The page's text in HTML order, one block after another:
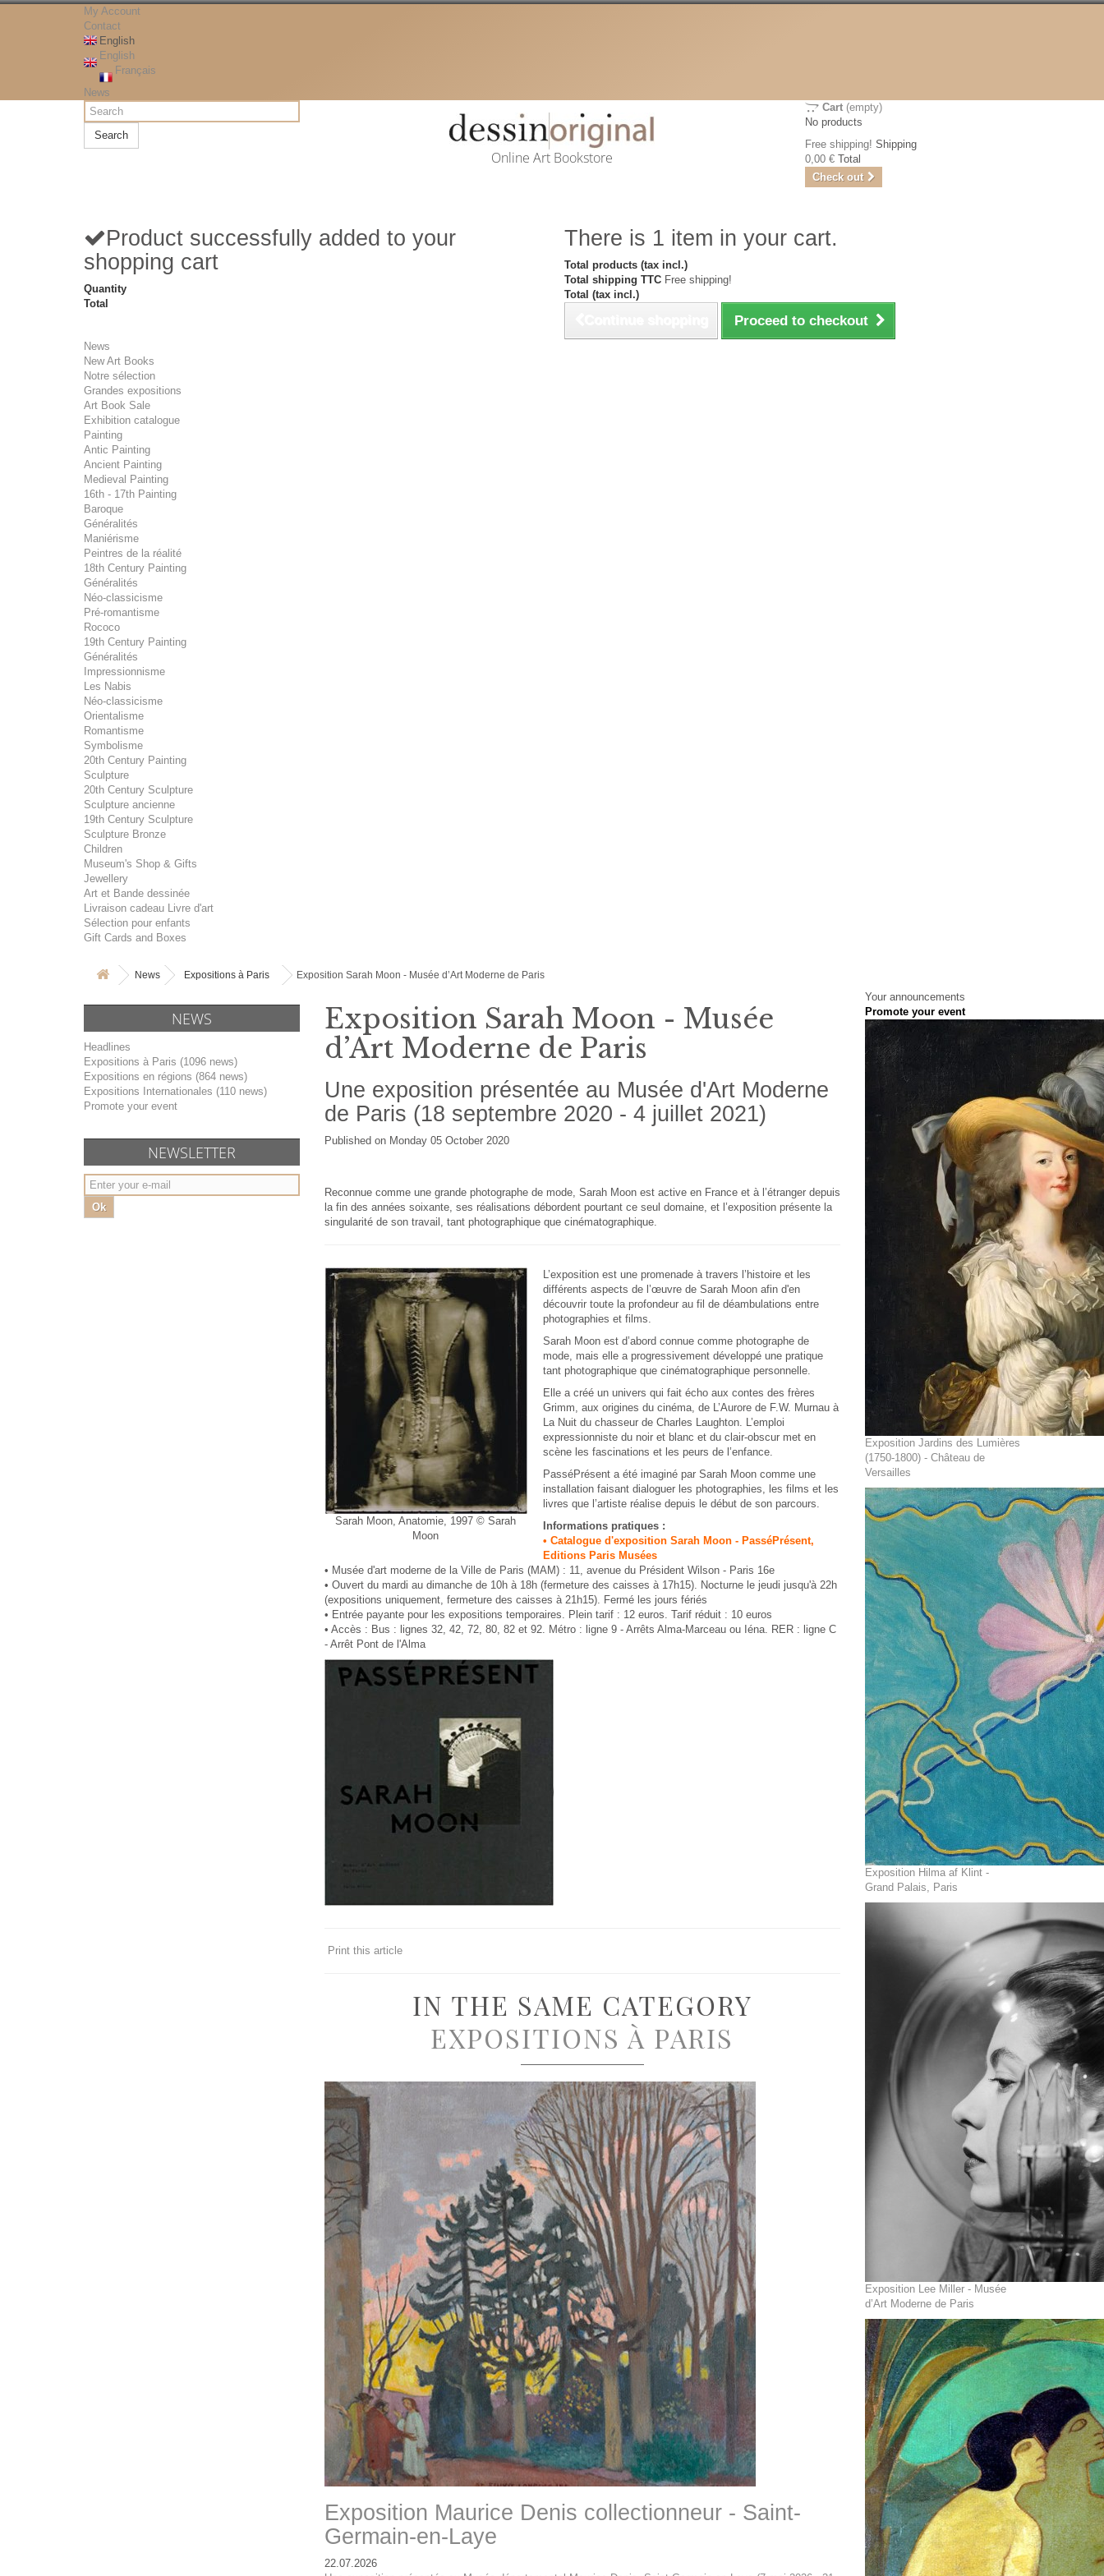
My Account
Contact
English
English
Français
News
Search
Online Art Bookstore
Cart (empty)
No products
Free shipping! Shipping
0,00 € Total
Check out
Product successfully added to your
shopping cart
Quantity
Total
There is 1 item in your cart.
Total products (tax incl.)
Total shipping TTC Free shipping!
Total (tax incl.)
Proceed to checkout
News
New Art Books
Notre sélection
Grandes expositions
Art Book Sale
Exhibition catalogue
Painting
Antic Painting
Ancient Painting
Medieval Painting
16th - 17th Painting
Baroque
Généralités
Maniérisme
Peintres de la réalité
18th Century Painting
Généralités
Néo-classicisme
Pré-romantisme
Rococo
19th Century Painting
Généralités
Impressionnisme
Les Nabis
Néo-classicisme
Orientalisme
Romantisme
Symbolisme
20th Century Painting
Sculpture
20th Century Sculpture
Sculpture ancienne
19th Century Sculpture
Sculpture Bronze
Children
Museum's Shop & Gifts
Jewellery
Art et Bande dessinée
Livraison cadeau Livre d'art
Sélection pour enfants
Gift Cards and Boxes
News Expositions à Paris Exposition Sarah Moon - Musée d’Art Moderne de Paris
NEWS
Headlines
Expositions à Paris (1096 news)
Expositions en régions (864 news)
Expositions Internationales (110 news)
Promote your event
NEWSLETTER
Ok
Exposition Sarah Moon - Musée
d’Art Moderne de Paris
Une exposition présentée au Musée d'Art Moderne
de Paris (18 septembre 2020 - 4 juillet 2021)
Published on Monday 05 October 2020
Reconnue comme une grande photographe de mode, Sarah Moon est active en France et à l’étranger depuis
la fin des années soixante, ses réalisations débordent pourtant ce seul domaine, et l’exposition présente la
singularité de son travail, tant photographique que cinématographique.
Sarah Moon, Anatomie, 1997 © Sarah
Moon
L’exposition est une promenade à travers l’histoire et les
différents aspects de l’œuvre de Sarah Moon afin d'en
découvrir toute la profondeur au fil de déambulations entre
photographies et films.
Sarah Moon est d’abord connue comme photographe de
mode, mais elle a progressivement développé une pratique
tant photographique que cinématographique personnelle.
Elle a créé un univers qui fait écho aux contes des frères
Grimm, aux origines du cinéma, de L’Aurore de F.W. Murnau à
La Nuit du chasseur de Charles Laughton. L’emploi
expressionniste du noir et blanc et du clair-obscur met en
scène les fascinations et les peurs de l’enfance.
PasséPrésent a été imaginé par Sarah Moon comme une
installation faisant dialoguer les photographies, les films et les
livres que l’artiste réalise depuis le début de son parcours.
Informations pratiques :
• Catalogue d'exposition Sarah Moon - PasséPrésent,
Editions Paris Musées
• Musée d'art moderne de la Ville de Paris (MAM) : 11, avenue du Président Wilson - Paris 16e
• Ouvert du mardi au dimanche de 10h à 18h (fermeture des caisses à 17h15). Nocturne le jeudi jusqu'à 22h
(expositions uniquement, fermeture des caisses à 21h15). Fermé les jours fériés
• Entrée payante pour les expositions temporaires. Plein tarif : 12 euros. Tarif réduit : 10 euros
• Accès : Bus : lignes 32, 42, 72, 80, 82 et 92. Métro : ligne 9 - Arrêts Alma-Marceau ou Iéna. RER : ligne C
- Arrêt Pont de l'Alma
Print this article
IN THE SAME CATEGORY
EXPOSITIONS À PARIS
Exposition Maurice Denis collectionneur - Saint-
Germain-en-Laye
22.07.2026
Your announcements
Promote your event
Exposition Jardins des Lumières
(1750-1800) - Château de
Versailles
Exposition Hilma af Klint -
Grand Palais, Paris
Exposition Lee Miller - Musée
d’Art Moderne de Paris